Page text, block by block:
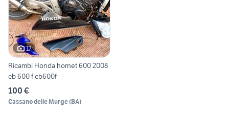
17
Ricambi Honda hornet 600 2008
cb 600 f cb600f
100 €
Cassano delle Murge(BA)